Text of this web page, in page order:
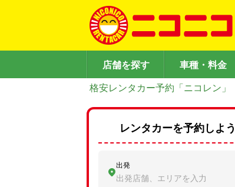
店舗を探す 車種・料金
格安レンタカー予約「ニコレン」
レンタカーを予約しよう
出発
出発店舗、エリアを入力